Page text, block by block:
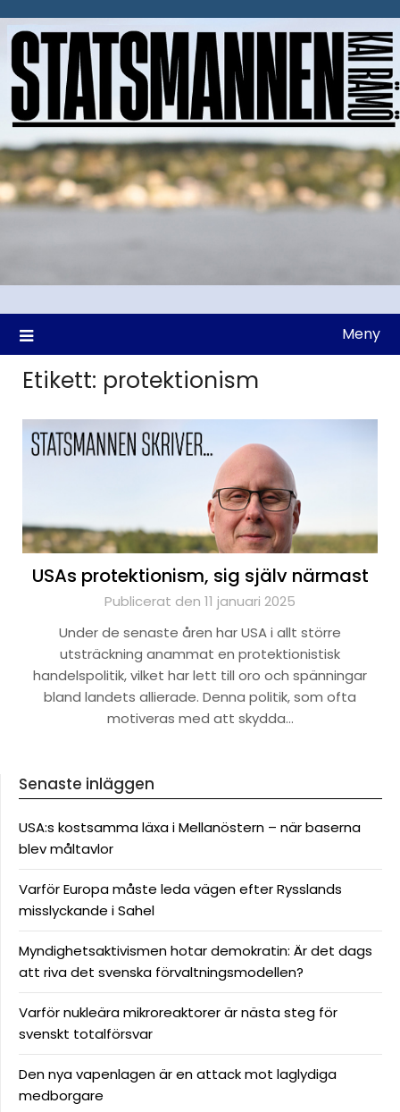
till
Meny
Etikett: protektionism
USAs protektionism, sig själv närmast
Publicerat den 11 januari 2025
Under de senaste åren har USA i allt större
utsträckning anammat en protektionistisk
handelspolitik, vilket har lett till oro och spänningar
bland landets allierade. Denna politik, som ofta
motiveras med att skydda…
Senaste inläggen
USA:s kostsamma läxa i Mellanöstern – när baserna
blev måltavlor
Varför Europa måste leda vägen efter Rysslands
misslyckande i Sahel
Myndighetsaktivismen hotar demokratin: Är det dags
att riva det svenska förvaltningsmodellen?
Varför nukleära mikroreaktorer är nästa steg för
svenskt totalförsvar
Den nya vapenlagen är en attack mot laglydiga
medborgare